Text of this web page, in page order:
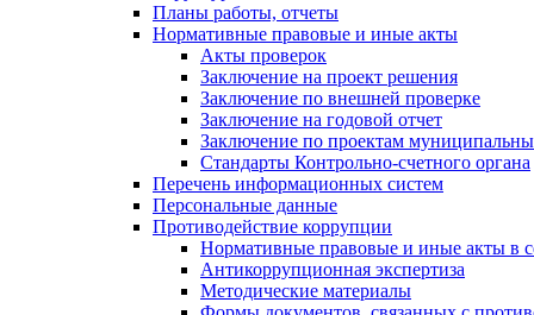
Планы работы, отчеты
Нормативные правовые и иные акты
Акты проверок
Заключение на проект решения
Заключение по внешней проверке
Заключение на годовой отчет
Заключение по проектам
Стандарты Контрольно-счетного органа
Перечень информационных систем
Персональные данные
Противодействие коррупции
Нормативные правовые и иные акты в
Антикоррупционная экспертиза
Методические материалы